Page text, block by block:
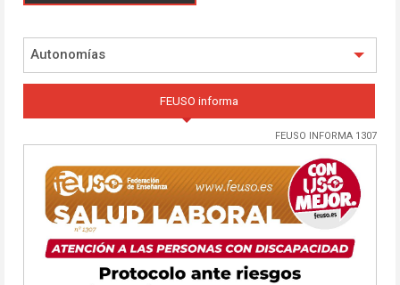
Autonomías
FEUSO informa
FEUSO INFORMA 1307